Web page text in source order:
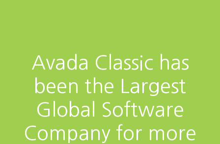
Avada Classic has
been the Largest
Global Software
Company for more